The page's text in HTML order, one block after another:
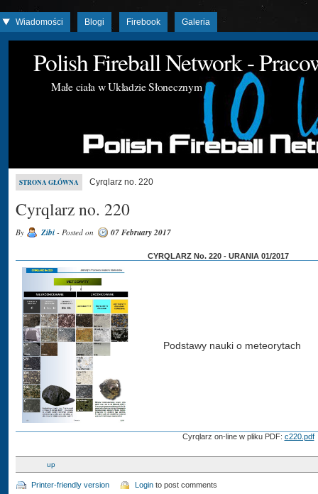
Wiadomości Blogi Firebook Galeria
Polish Fireball Network -
Małe ciała w Układzie Słonecznym
STRONA GŁÓWNA Cyrqlarz no. 220
Cyrqlarz no. 220
By Zibi - Posted on 07 February 2017
CYRQLARZ No. 220 - URANIA 01/2017
Podstawy nauki o meteorytach
Cyrqlarz on-line w pliku PDF: c220.pdf
up
Printer-friendly version Login to post comments